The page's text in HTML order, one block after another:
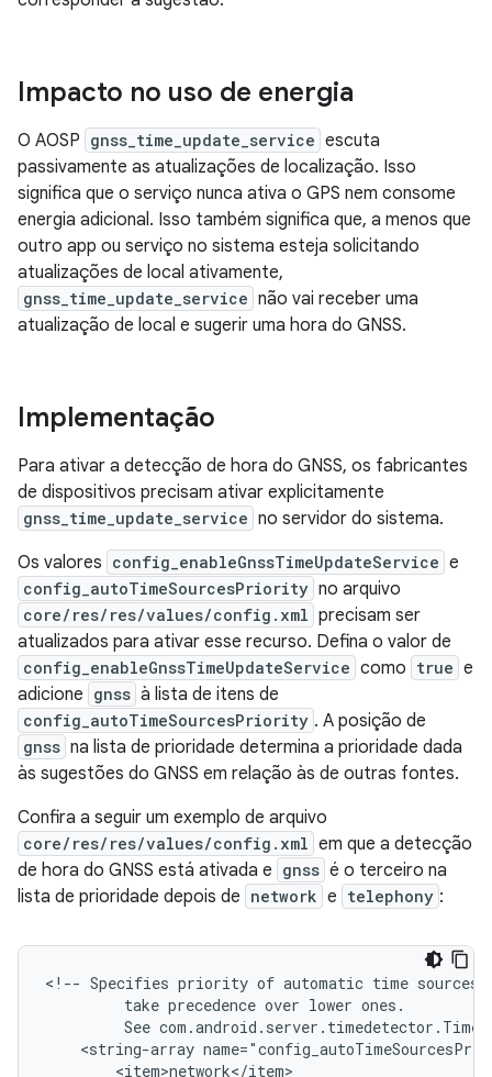
Impacto no uso de energia
O AOSP gnss_time_update_service escuta
passivamente as atualizações de localização. Isso
significa que o serviço nunca ativa o GPS nem consome
energia adicional. Isso também significa que, a menos que
outro app ou serviço no sistema esteja solicitando
atualizações de local ativamente,
gnss_time_update_service não vai receber uma
atualização de local e sugerir uma hora do GNSS.
Implementação
Para ativar a detecção de hora do GNSS, os fabricantes
de dispositivos precisam ativar explicitamente
gnss_time_update_service no servidor do sistema.
Os valores config_enableGnssTimeUpdateService e
config_autoTimeSourcesPriority no arquivo
core/res/res/values/config.xml precisam ser
atualizados para ativar esse recurso. Defina o valor de
config_enableGnssTimeUpdateService como true e
adicione gnss à lista de itens de
config_autoTimeSourcesPriority . A posição de
gnss na lista de prioridade determina a prioridade dada
às sugestões do GNSS em relação às de outras fontes.
Confira a seguir um exemplo de arquivo
core/res/res/values/config.xml em que a detecção
de hora do GNSS está ativada e gnss é o terceiro na
lista de prioridade depois de network e telephony :
<!-- Specifies priority of automatic time sources.
take precedence over lower
See
<string-array